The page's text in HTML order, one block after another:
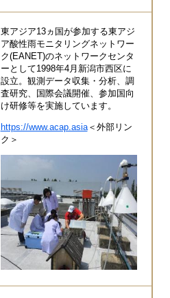
東アジア13ヵ国が参加する東アジ
ア酸性雨モニタリングネットワー
ク(EANET)のネットワークセンタ
ーとして1998年4月新潟市西区に
設立。観測データ収集・分析、調
査研究、国際会議開催、参加国向
け研修等を実施しています。
https://www.acap.asia＜外部リン
ク＞